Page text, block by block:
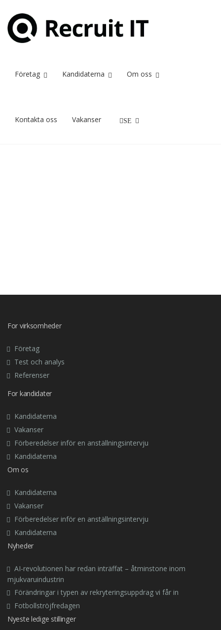
Företag Kandidaterna Om oss
Kontakta oss Vakanser SE
DHL
For virksomheder
Företag
Test och analys
Referenser
For kandidater
Kandidaterna
Vakanser
Förberedelser inför en anställningsintervju
Kandidaterna
Om os
Kandidaterna
Vakanser
Förberedelser inför en anställningsintervju
Kandidaterna
Nyheder
AI-revolutionen har redan inträffat – åtminstone inom
mjukvaruindustrin
Förändringar i typen av rekryteringsuppdrag vi får in
Fotbollströjfredagen
Nyeste ledige stillinger